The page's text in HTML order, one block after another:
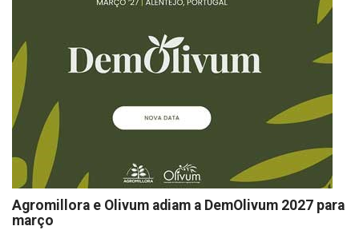
Agromillora e Olivum adiam a DemOlivum 2027 para
março